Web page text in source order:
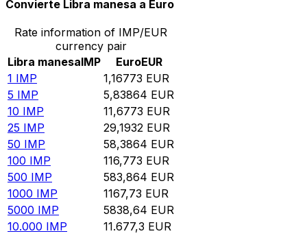
Convierte Libra manesa a Euro
Rate information of IMP/EUR
currency pair
Libra manesaIMP EuroEUR
1 IMP 1,16773 EUR
5 IMP 5,83864 EUR
10 IMP 11,6773 EUR
25 IMP 29,1932 EUR
50 IMP 58,3864 EUR
100 IMP 116,773 EUR
500 IMP 583,864 EUR
1000 IMP 1167,73 EUR
5000 IMP 5838,64 EUR
10.000 IMP 11.677,3 EUR